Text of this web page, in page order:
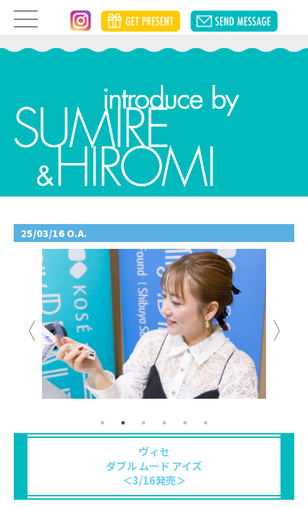
25/03/16 O.A.
ヴィセ
ダブル ムード アイズ
＜3/16発売＞